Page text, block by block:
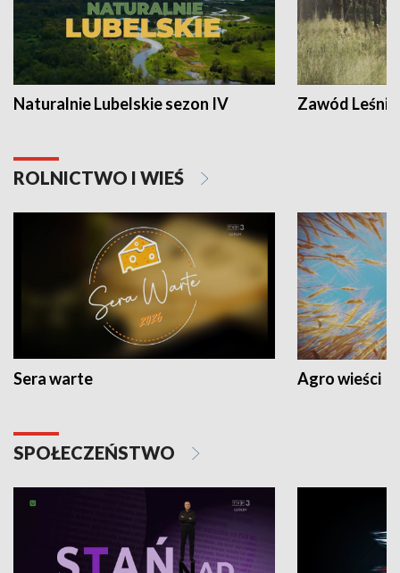
Naturalnie Lubelskie sezon IV Zawód Leśnik
ROLNICTWO I WIEŚ
Sera warte Agro wieści
SPOŁECZEŃSTWO